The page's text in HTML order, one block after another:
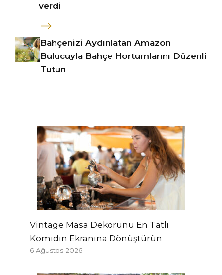
verdi
Bahçenizi Aydınlatan Amazon
Bulucuyla Bahçe Hortumlarını Düzenli
Tutun
Vintage Masa Dekorunu En Tatlı
Komidin Ekranına Dönüştürün
6 Ağustos 2026